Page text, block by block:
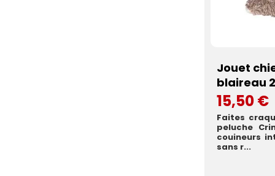
Jouet
blaireau
15,50 €
Faites
peluche
couineurs
sans r...